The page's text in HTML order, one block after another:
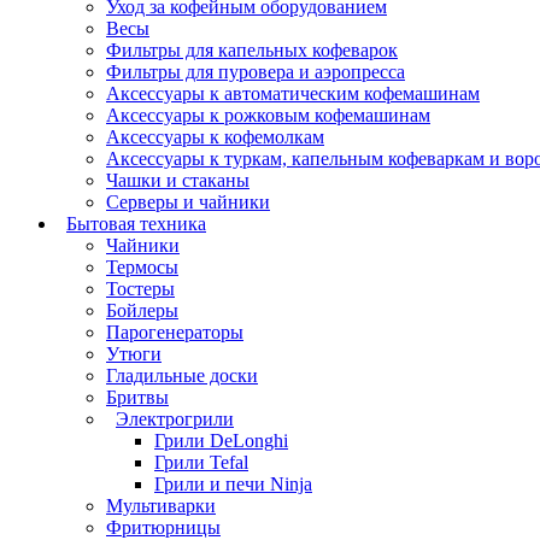
Уход за кофейным оборудованием
Весы
Фильтры для капельных кофеварок
Фильтры для пуровера и аэропресса
Аксессуары к автоматическим кофемашинам
Аксессуары к рожковым кофемашинам
Аксессуары к кофемолкам
Аксессуары к туркам, капельным кофеваркам и
Чашки и стаканы
Серверы и чайники
Бытовая техника
Чайники
Термосы
Тостеры
Бойлеры
Парогенераторы
Утюги
Гладильные доски
Бритвы
Электрогрили
Грили DeLonghi
Грили Tefal
Грили и печи Ninja
Мультиварки
Фритюрницы